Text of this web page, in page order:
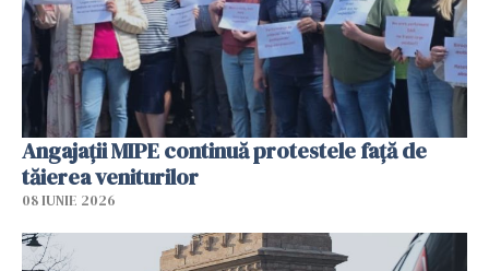
Angajaţii MIPE continuă protestele faţă de
tăierea veniturilor
08 IUNIE 2026